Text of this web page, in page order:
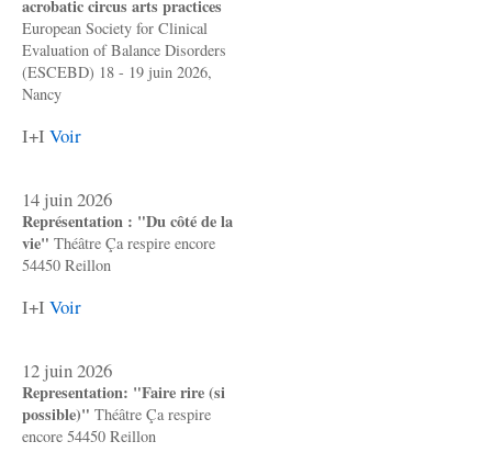
acrobatic circus arts practices
European Society for Clinical
Evaluation of Balance Disorders
(ESCEBD) 18 - 19 juin 2026,
Nancy
I+I Voir
14 juin 2026
Représentation : "Du côté de la
vie" Théâtre Ça respire encore
54450 Reillon
I+I Voir
12 juin 2026
Representation: "Faire rire (si
possible)" Théâtre Ça respire
encore 54450 Reillon